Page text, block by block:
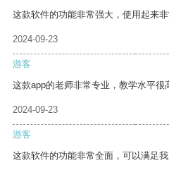
这款软件的功能非常强大，使用起来非
2024-09-23
游客
这款app的老师非常专业，教学水平很
2024-09-23
游客
这款软件的功能非常全面，可以满足我